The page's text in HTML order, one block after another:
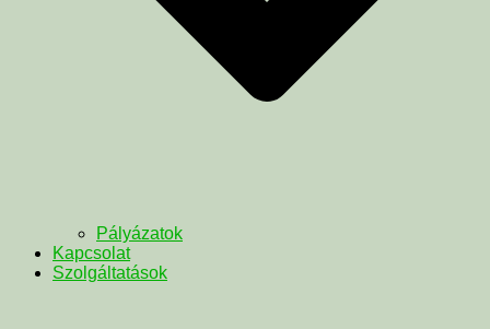
Pályázatok
Kapcsolat
Szolgáltatások